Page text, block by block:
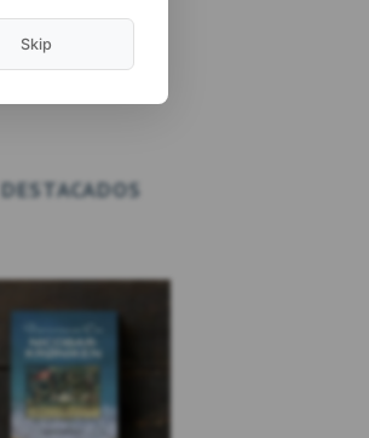
DESTACADOS
Skip